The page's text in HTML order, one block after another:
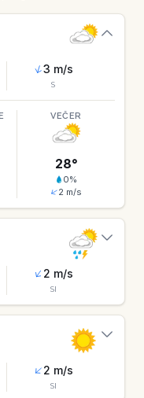
3 m/s
S
VEČER
28°
0%
2 m/s
2 m/s
SI
2 m/s
SI